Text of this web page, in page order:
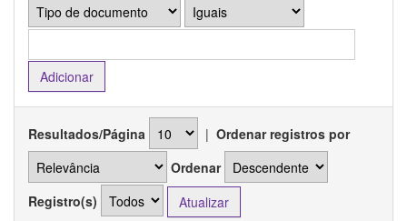
Resultados/Página | Ordenar registros por
Ordenar
Registro(s)